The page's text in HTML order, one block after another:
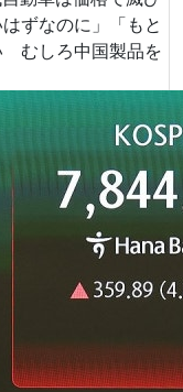
ずなのに」「もと
むしろ中国製品を